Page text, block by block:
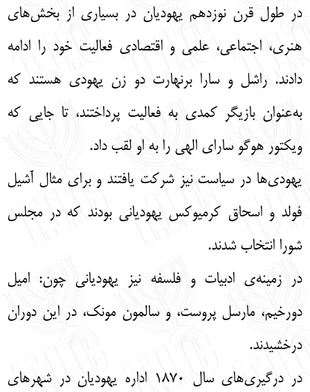
در طول قرن نوزدهم یهودیان در بسیاری از بخش‌های
هنری، اجتماعی، علمی و اقتصادی فعالیت خود را ادامه
دادند. راشل و سارا برنهارت دو زن یهودی هستند که
به‌عنوان بازیگر کمدی به فعالیت پرداختند، تا جایی که
ویکتور هوگو سارای الهی را به او لقب داد.
یهودی‌ها در سیاست نیز شرکت یافتند و برای مثال آشیل
فولد و اسحاق کرمیوکس یهودیانی بودند که در مجلس
شورا انتخاب شدند.
در زمینه‌ی ادبیات و فلسفه نیز یهودیانی چون: امیل
دورخیم، مارسل پروست، و سالمون مونک، در این دوران
درخشیدند.
در درگیری‌های سال 1870 اداره یهودیان در شهرهای